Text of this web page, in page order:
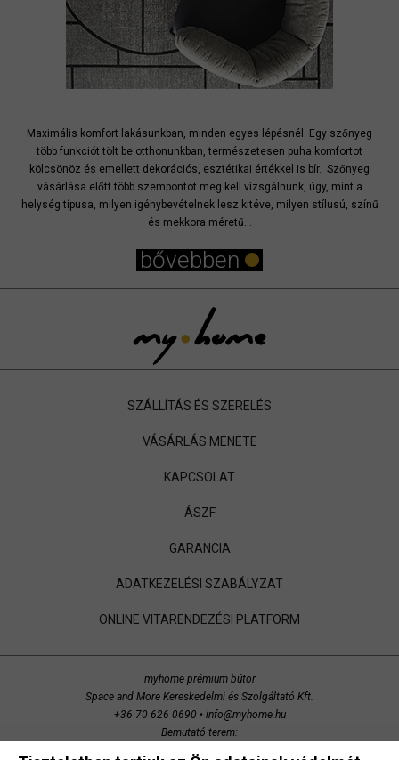
Maximális komfort lakásunkban, minden egyes lépésnél. Egy szőnyeg
több funkciót tölt be otthonunkban, természetesen puha komfortot
kölcsönöz és emellett dekorációs, esztétikai értékkel is bír. Szőnyeg
vásárlása előtt több szempontot meg kell vizsgálnunk, úgy, mint a
helység típusa, milyen igénybevételnek lesz kitéve, milyen stílusú, színű
és mekkora méretű...
bővebben
SZÁLLÍTÁS ÉS SZERELÉS
VÁSÁRLÁS MENETE
KAPCSOLAT
ÁSZF
GARANCIA
ADATKEZELÉSI SZABÁLYZAT
ONLINE VITARENDEZÉSI PLATFORM
myhome prémium bútor
Space and More Kereskedelmi és Szolgáltató Kft.
+36 70 626 0690 • info@myhome.hu
Bemutató terem: